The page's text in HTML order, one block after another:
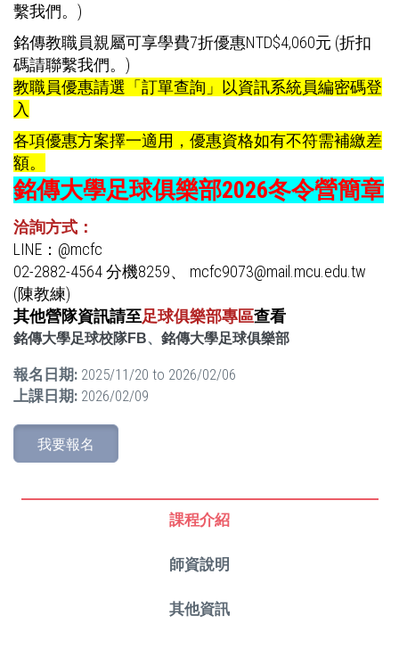
繫我們。)
銘傳教職員親屬可享學費7折優惠NTD$4,060元 (折扣
碼請聯繫我們。)
教職員優惠請選「訂單查詢」以資訊系統員編密碼登
入
各項優惠方案擇一適用，優惠資格如有不符需補繳差
額。
銘傳大學足球俱樂部2026冬令營簡章
洽詢方式：
LINE：@mcfc
02-2882-4564 分機8259、 mcfc9073@mail.mcu.edu.tw
(陳教練)
其他營隊資訊請至足球俱樂部專區查看
銘傳大學足球校隊FB、 銘傳大學足球俱樂部
報名日期: 2025/11/20 to 2026/02/06
上課日期: 2026/02/09
我要報名
課程介紹
師資說明
其他資訊